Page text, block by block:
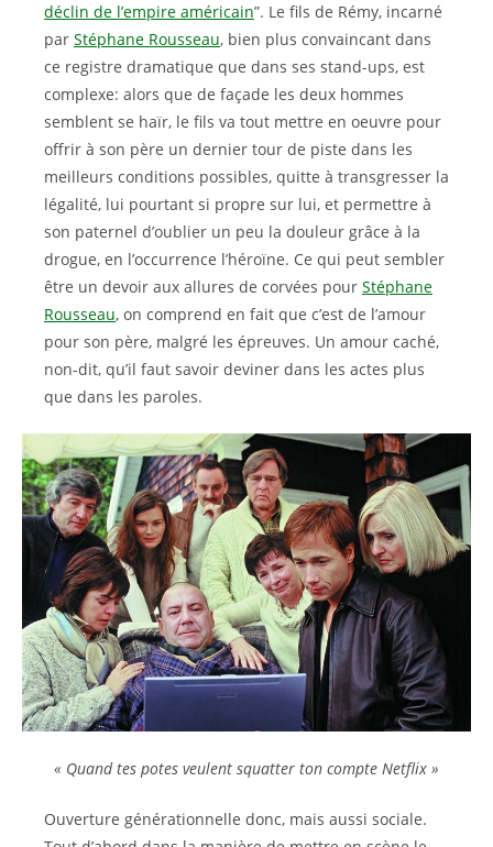
déclin de l’empire américain”. Le fils de Rémy, incarné
par Stéphane Rousseau, bien plus convaincant dans
ce registre dramatique que dans ses stand-ups, est
complexe: alors que de façade les deux hommes
semblent se haïr, le fils va tout mettre en oeuvre pour
offrir à son père un dernier tour de piste dans les
meilleurs conditions possibles, quitte à transgresser la
légalité, lui pourtant si propre sur lui, et permettre à
son paternel d’oublier un peu la douleur grâce à la
drogue, en l’occurrence l’héroïne. Ce qui peut sembler
être un devoir aux allures de corvées pour Stéphane
Rousseau, on comprend en fait que c’est de l’amour
pour son père, malgré les épreuves. Un amour caché,
non-dit, qu’il faut savoir deviner dans les actes plus
que dans les paroles.
« Quand tes potes veulent squatter ton compte Netflix »
Ouverture générationnelle donc, mais aussi sociale.